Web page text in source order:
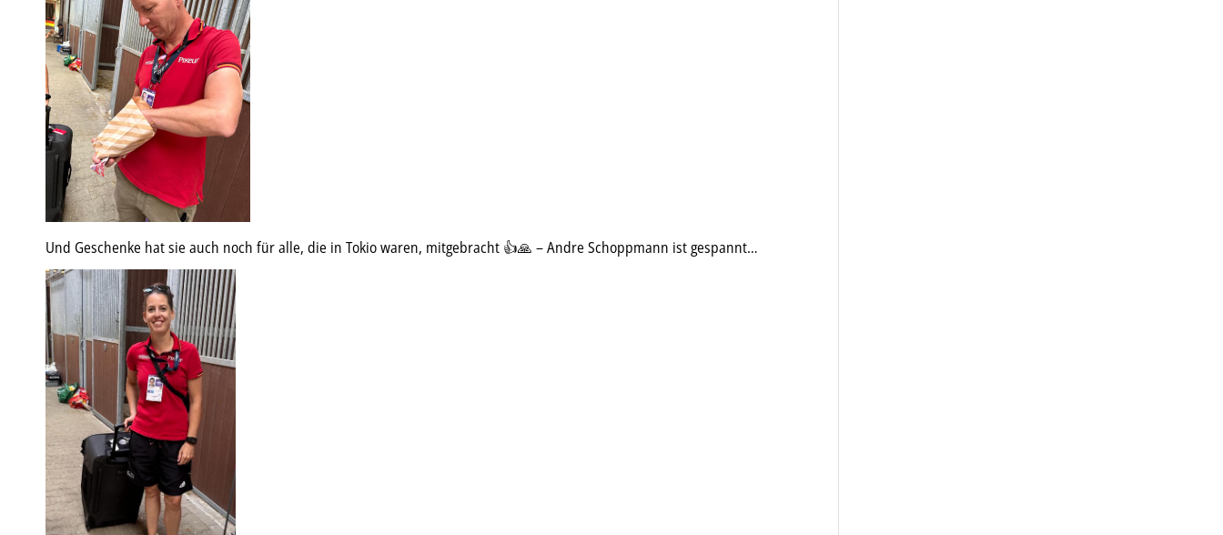
Und Geschenke hat sie auch noch für alle, die in Tokio waren, mitgebracht 👍🙏 – Andre Schoppmann ist gespannt…